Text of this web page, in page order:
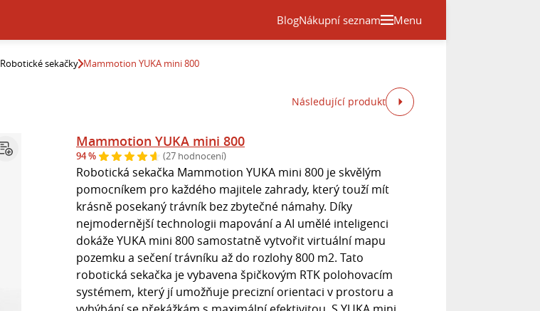
BlogNákupní seznam Menu
Robotické sekačky Mammotion YUKA mini 800
Následující produkt
Mammotion YUKA mini 800
94 % (27 hodnocení)
Robotická sekačka Mammotion YUKA mini 800 je skvělým
pomocníkem pro každého majitele zahrady, který touží mít
krásně posekaný trávník bez zbytečné námahy. Díky
nejmodernější technologii mapování a AI umělé inteligenci
dokáže YUKA mini 800 samostatně vytvořit virtuální mapu
pozemku a sečení trávníku až do rozlohy 800 m2. Tato
robotická sekačka je vybavena špičkovým RTK polohovacím
systémem, který jí umožňuje precizní orientaci v prostoru a